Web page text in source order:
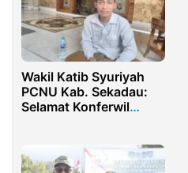
Wakil Katib Syuriyah
PCNU Kab. Sekadau:
Selamat Konferwil